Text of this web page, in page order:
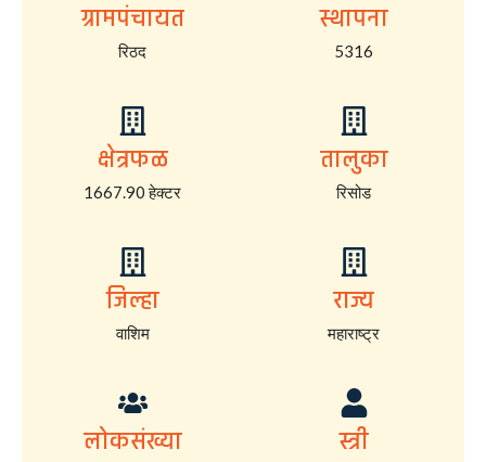
ग्रामपंचायत
रिठद
स्थापना
5316
क्षेत्रफळ
1667.90 हेक्टर
तालुका
रिसोड
जिल्हा
वाशिम
राज्य
महाराष्ट्र
लोकसंख्या स्त्री